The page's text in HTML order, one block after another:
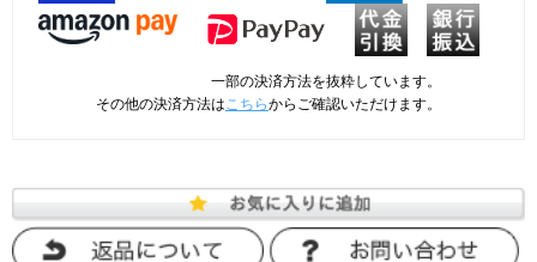
一部の決済方法を抜粋しています。
その他の決済方法は こちらからご確認いただけます。